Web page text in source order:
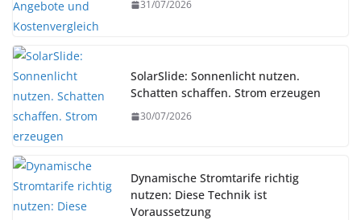
31/07/2026
SolarSlide: Sonnenlicht nutzen.
Schatten schaffen. Strom erzeugen
30/07/2026
Dynamische Stromtarife richtig
nutzen: Diese Technik ist
Voraussetzung